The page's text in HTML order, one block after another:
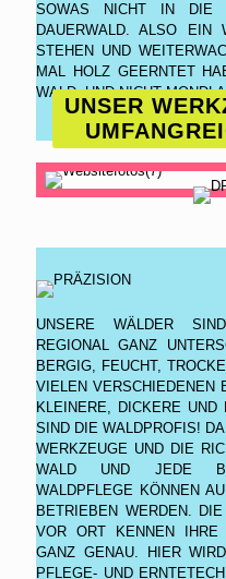
WAS NICHT IN DIE
UERWALD. ALSO EIN
EHEN UND
L HOLZ GEERNTET
- UND NICHT
UNSER
UNSERE WÄLDER
REGIONAL GANZ
BERGIG, FEUCHT,
VIELEN VERSCHIEDENEN
LEINERE, DICKERE UND
IND DIE WALDPROFIS!
ERKZEUGE UND DIE
ALD UND JEDE
ALDPFLEGE KÖNNEN
ETRIEBEN WERDEN. DIE
OR ORT KENNEN IHRE
ANZ GENAU. HIER WIRD
FLEGE- UND